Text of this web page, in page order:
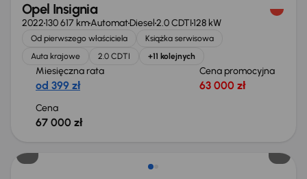
Opel Insignia
2022130 617 kmAutomatDiesel2.0 CDTI128 kW
Od pierwszego właściciela
Książka serwisowa
Auta krajowe
2.0 CDTI +11 kolejnych
Miesięczna rata
od 399 zł
Cena promocyjna
63 000 zł
Cena
67 000 zł